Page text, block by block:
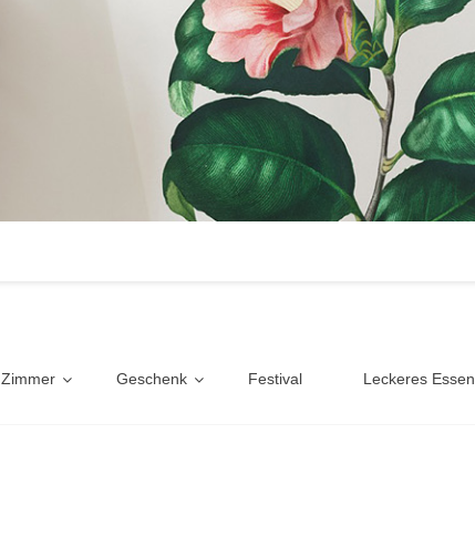
Zimmer Geschenk Festival Leckeres Essen